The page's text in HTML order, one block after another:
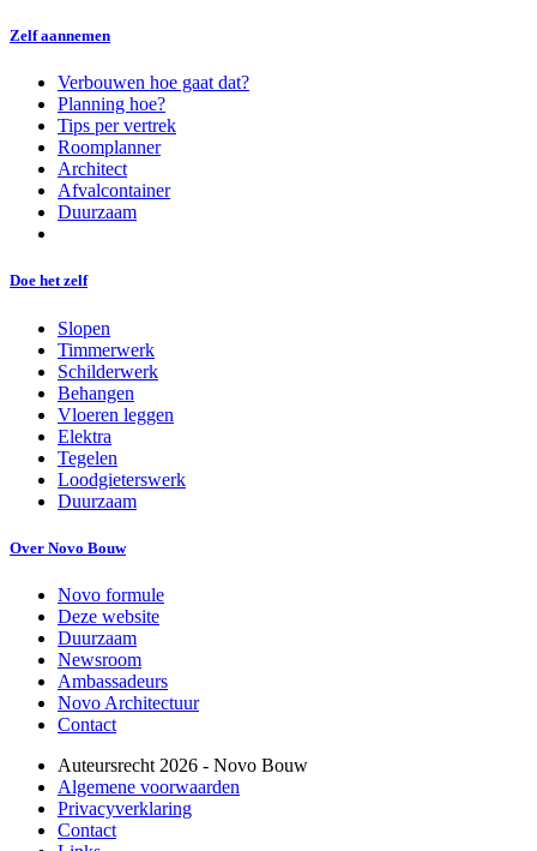
Zelf aannemen
Verbouwen hoe gaat dat?
Planning hoe?
Tips per vertrek
Roomplanner
Architect
Afvalcontainer
Duurzaam
Doe het zelf
Slopen
Timmerwerk
Schilderwerk
Behangen
Vloeren leggen
Elektra
Tegelen
Loodgieterswerk
Duurzaam
Over Novo Bouw
Novo formule
Deze website
Duurzaam
Newsroom
Ambassadeurs
Novo Architectuur
Contact
Auteursrecht 2026 - Novo Bouw
Algemene voorwaarden
Privacyverklaring
Contact